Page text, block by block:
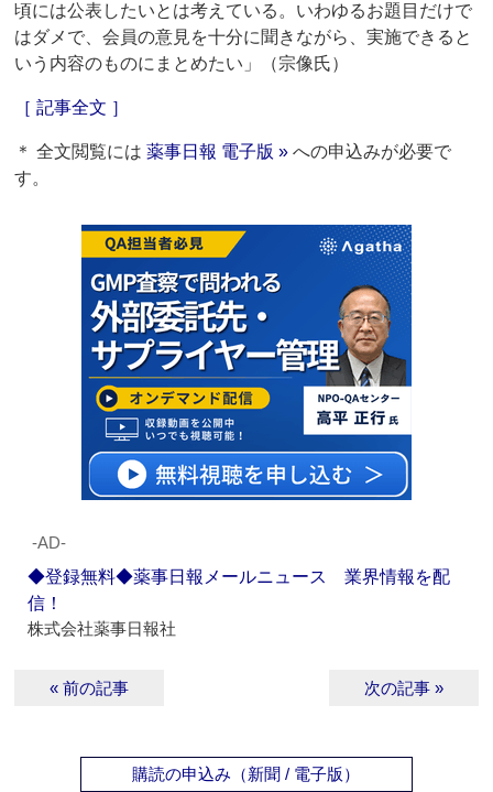
頃には公表したいとは考えている。いわゆるお題目だけで
はダメで、会員の意見を十分に聞きながら、実施できると
いう内容のものにまとめたい」（宗像氏）
［ 記事全文 ］
＊ 全文閲覧には薬事日報 電子版 » への申込みが必要で
す。
‐AD‐
◆登録無料◆薬事日報メールニュース 業界情報を配
信！
株式会社薬事日報社
« 前の記事 次の記事 »
購読の申込み（新聞 / 電子版）